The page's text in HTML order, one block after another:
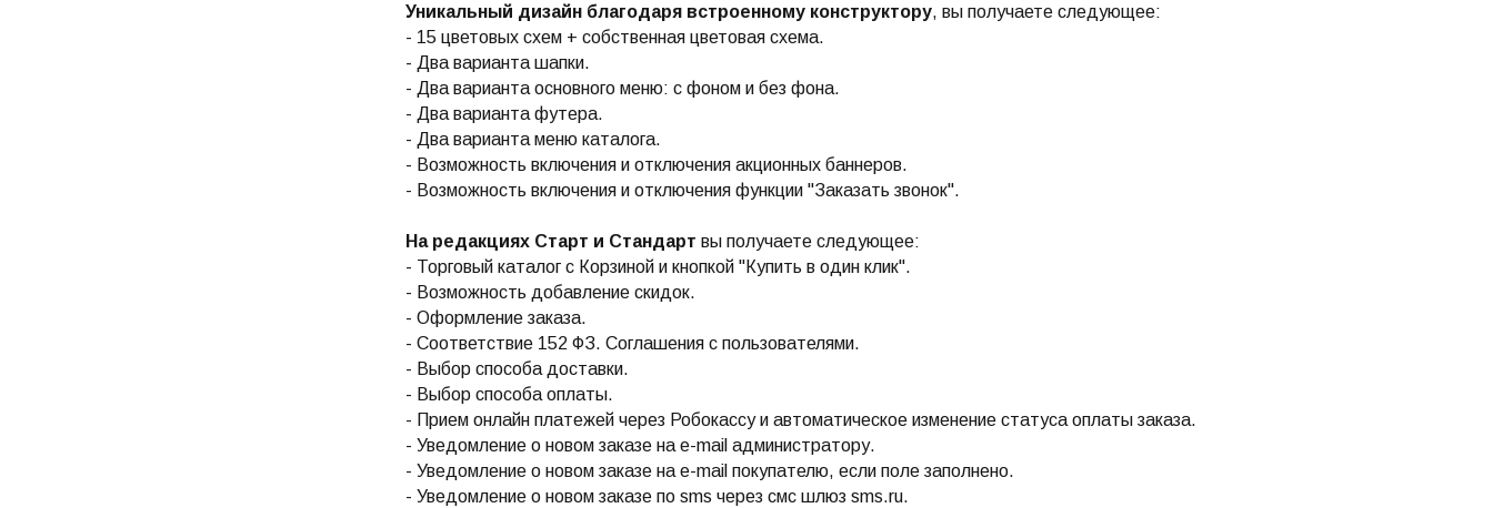
Уникальный дизайн благодаря встроенному конструктору, вы получаете следующее:
- 15 цветовых схем + собственная цветовая схема.
- Два варианта шапки.
- Два варианта основного меню: с фоном и без фона.
- Два варианта футера.
- Два варианта меню каталога.
- Возможность включения и отключения акционных баннеров.
- Возможность включения и отключения функции "Заказать звонок".
На редакциях Старт и Стандарт вы получаете следующее:
- Торговый каталог с Корзиной и кнопкой "Купить в один клик".
- Возможность добавление скидок.
- Оформление заказа.
- Соответствие 152 ФЗ. Соглашения с пользователями.
- Выбор способа доставки.
- Выбор способа оплаты.
- Прием онлайн платежей через Робокассу и автоматическое изменение статуса оплаты заказа.
- Уведомление о новом заказе на e-mail администратору.
- Уведомление о новом заказе на e-mail покупателю, если поле заполнено.
- Уведомление о новом заказе по sms через смс шлюз sms.ru.